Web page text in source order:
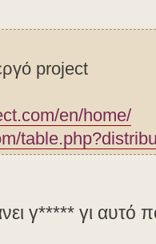
project
en/home/
γ***** γι